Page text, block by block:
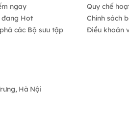
ngay
đang Hot
các Bộ sưu tập
Quy chế
Chính sách
Điều khoản
Hà Nội